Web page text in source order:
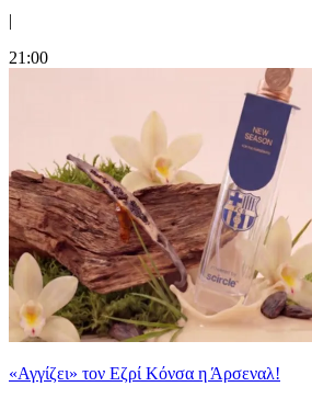
|
21:00
«Αγγίζει» τον Εζρί Κόνσα η Άρσεναλ!